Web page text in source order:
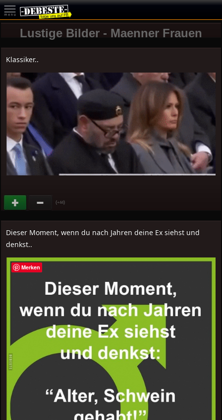
Lustige Bilder - Maenner Frauen
Klassiker..
(+44)
Dieser Moment, wenn du nach Jahren deine Ex siehst und
denkst..
Merken